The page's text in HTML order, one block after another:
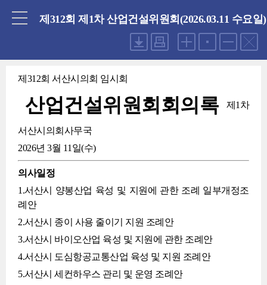
제312회 제1차 산업건설위원회(2026.03.11 수요일)
제312회 서산시의회 임시회
산업건설위원회회의록 제1차
서산시의회사무국
2026년 3월 11일(수)
의사일정
1.서산시 양봉산업 육성 및 지원에 관한 조례 일부개정조
례안
2.서산시 종이 사용 줄이기 지원 조례안
3.서산시 바이오산업 육성 및 지원에 관한 조례안
4.서산시 도심항공교통산업 육성 및 지원 조례안
5.서산시 세컨하우스 관리 및 운영 조례안